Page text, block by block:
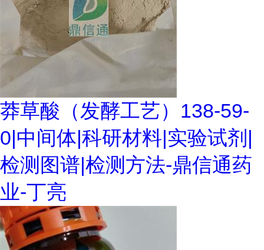
莽草酸（发酵工艺）138-59-
0|中间体|科研材料|实验试剂|
检测图谱|检测方法-鼎信通药
业-丁亮